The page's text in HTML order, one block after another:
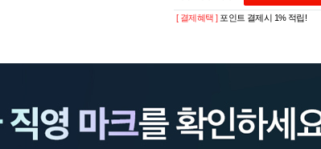
[ 결제혜택 ] 포인트 결제시 1% 적립!